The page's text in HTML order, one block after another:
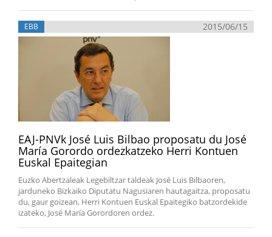
EBB 2015/06/15
EAJ-PNVk José Luis Bilbao proposatu du José
María Gorordo ordezkatzeko Herri Kontuen
Euskal Epaitegian
Euzko Abertzaleak Legebiltzar taldeak José Luis Bilbaoren,
jarduneko Bizkaiko Diputatu Nagusiaren hautagaitza, proposatu
du, gaur goizean, Herri Kontuen Euskal Epaitegiko batzordekide
izateko, José María Gorordoren ordez.